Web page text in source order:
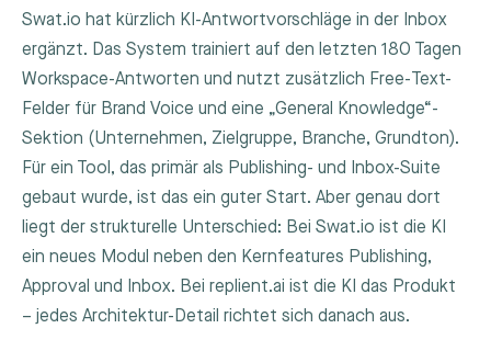
Swat.io hat kürzlich KI-Antwortvorschläge in der Inbox
ergänzt. Das System trainiert auf den letzten 180 Tagen
Workspace-Antworten und nutzt zusätzlich Free-Text-
Felder für Brand Voice und eine „General Knowledge“-
Sektion (Unternehmen, Zielgruppe, Branche, Grundton).
Für ein Tool, das primär als Publishing- und Inbox-Suite
gebaut wurde, ist das ein guter Start. Aber genau dort
liegt der strukturelle Unterschied: Bei Swat.io ist die KI
ein neues Modul neben den Kernfeatures Publishing,
Approval und Inbox. Bei replient.ai ist die KI das Produkt
– jedes Architektur-Detail richtet sich danach aus.